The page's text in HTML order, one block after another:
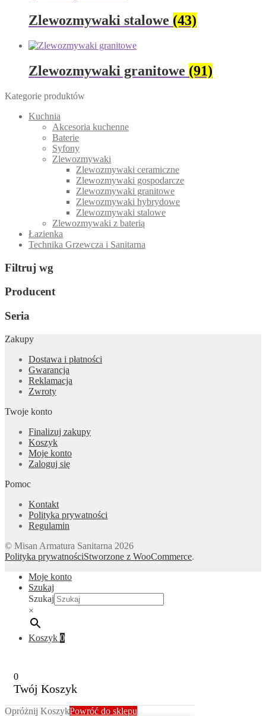
Zlewozmywaki stalowe (43)
Zlewozmywaki granitowe (91)
Kategorie produktów
Kuchnia
Akcesoria kuchenne
Baterie
Syfony
Zlewozmywaki
Zlewozmywaki ceramiczne
Zlewozmywaki gospodarcze
Zlewozmywaki granitowe
Zlewozmywaki hybrydowe
Zlewozmywaki stalowe
Zlewozmywaki z baterią
Łazienka
Technika Grzewcza i Sanitarna
Filtruj wg
Producent
Seria
Zakupy
Dostawa i płatności
Gwarancja
Reklamacja
Zwroty
Twoje konto
Finalizuj zakupy
Koszyk
Moje konto
Zaloguj się
Pomoc
Kontakt
Polityka prywatności
Regulamin
© Misan Armatura Sanitarna 2026
Polityka prywatnościStworzone z WooCommerce.
Moje konto
Szukaj
Szukaj
×
Koszyk 0
0
Twój Koszyk
Opróżnij KoszykPowróć do sklepu